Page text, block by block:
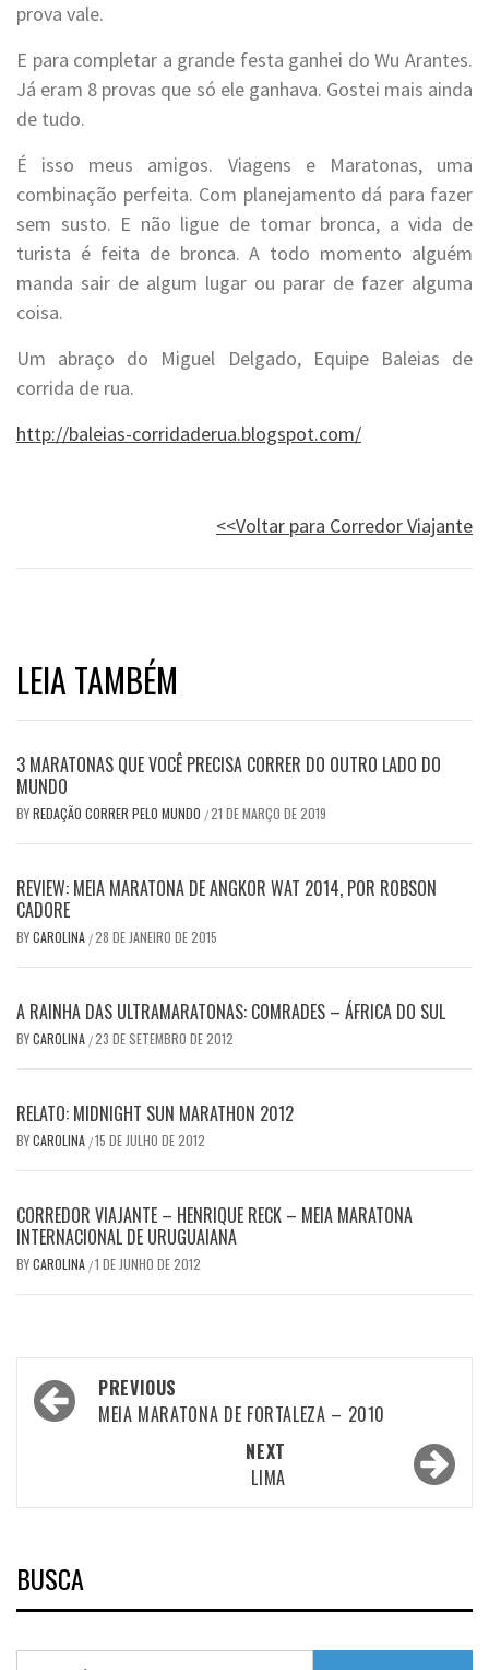
prova vale.
E para completar a grande festa ganhei do Wu Arantes.
Já eram 8 provas que só ele ganhava. Gostei mais ainda
de tudo.
É isso meus amigos. Viagens e Maratonas, uma
combinação perfeita. Com planejamento dá para fazer
sem susto. E não ligue de tomar bronca, a vida de
turista é feita de bronca. A todo momento alguém
manda sair de algum lugar ou parar de fazer alguma
coisa.
Um abraço do Miguel Delgado, Equipe Baleias de
corrida de rua.
http://baleias-corridaderua.blogspot.com/
<<Voltar para Corredor Viajante
LEIA TAMBÉM
3 MARATONAS QUE VOCÊ PRECISA CORRER DO OUTRO LADO DO
MUNDO
BYREDAÇÃO CORRER PELO MUNDO /21 DE MARÇO DE 2019
REVIEW: MEIA MARATONA DE ANGKOR WAT 2014, POR ROBSON
CADORE
BYCAROLINA /28 DE JANEIRO DE 2015
A RAINHA DAS ULTRAMARATONAS: COMRADES – ÁFRICA DO SUL
BYCAROLINA /23 DE SETEMBRO DE 2012
RELATO: MIDNIGHT SUN MARATHON 2012
BYCAROLINA /15 DE JULHO DE 2012
CORREDOR VIAJANTE – HENRIQUE RECK – MEIA MARATONA
INTERNACIONAL DE URUGUAIANA
BYCAROLINA /1 DE JUNHO DE 2012
Post
navigation
PREVIOUS
MEIA MARATONA DE FORTALEZA – 2010
NEXT
LIMA
BUSCA